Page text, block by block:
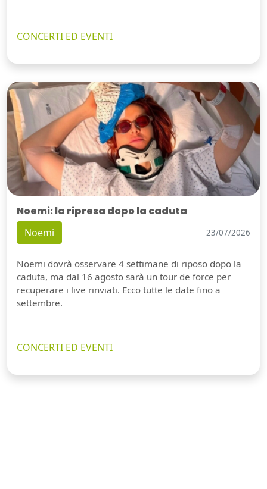
CONCERTI ED EVENTI
Noemi: la ripresa dopo la caduta
Noemi 23/07/2026
Noemi dovrà osservare 4 settimane di riposo dopo la
caduta, ma dal 16 agosto sarà un tour de force per
recuperare i live rinviati. Ecco tutte le date fino a
settembre.
CONCERTI ED EVENTI